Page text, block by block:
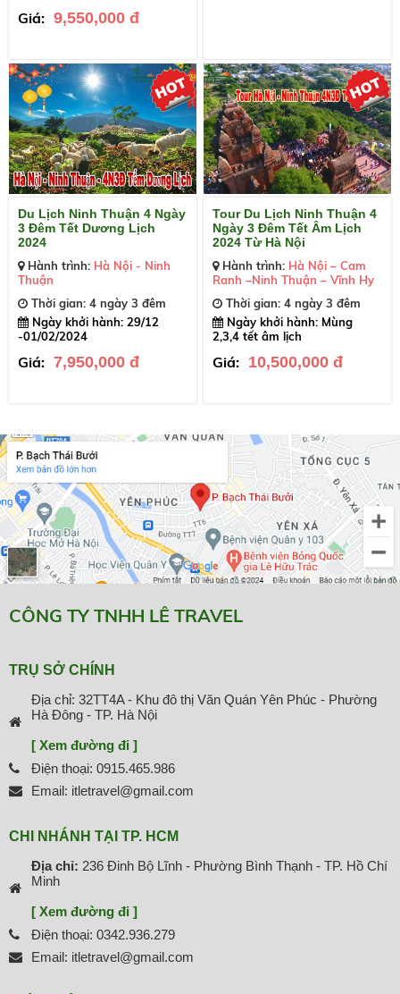
Giá: 9,550,000 đ
Du Lịch Ninh Thuận 4 Ngày
3 Đêm Tết Dương Lịch
2024
Hành trình: Hà Nội - Ninh
Thuận
Thời gian: 4 ngày 3 đêm
Ngày khởi hành: 29/12
-01/02/2024
Giá: 7,950,000 đ
Tour Du Lịch Ninh Thuận 4
Ngày 3 Đêm Tết Âm Lịch
2024 Từ Hà Nội
Hành trình: Hà Nội – Cam
Ranh –Ninh Thuận – Vĩnh Hy
Thời gian: 4 ngày 3 đêm
Ngày khởi hành: Mùng
2,3,4 tết âm lịch
Giá: 10,500,000 đ
CÔNG TY TNHH LÊ TRAVEL
TRỤ SỞ CHÍNH
Địa chỉ: 32TT4A - Khu đô thị Văn Quán Yên Phúc - Phường
Hà Đông - TP. Hà Nội
[ Xem đường đi ]
Điện thoại: 0915.465.986
Email: itletravel@gmail.com
CHI NHÁNH TẠI TP. HCM
Địa chỉ: 236 Đinh Bộ Lĩnh - Phường Bình Thạnh - TP. Hồ Chí
Minh
[ Xem đường đi ]
Điện thoại: 0342.936.279
Email: itletravel@gmail.com